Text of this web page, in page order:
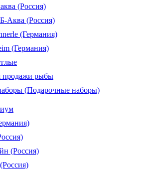
(Россия)
Аква (Россия)
(Германия)
(Германия)
продажи рыбы
(Подарочные наборы)
(Россия)